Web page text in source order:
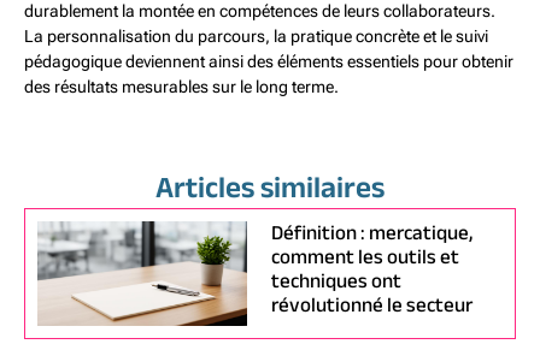
durablement la montée en compétences de leurs collaborateurs.
La personnalisation du parcours, la pratique concrète et le suivi
pédagogique deviennent ainsi des éléments essentiels pour obtenir
des résultats mesurables sur le long terme.
Articles similaires
Définition : mercatique,
comment les outils et
techniques ont
révolutionné le secteur